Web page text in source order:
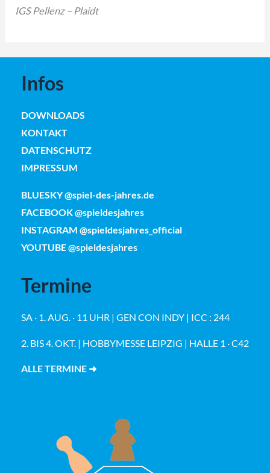
IGS Pellenz – Plaidt
Infos
DOWNLOADS
KONTAKT
DATENSCHUTZ
IMPRESSUM
BLUESKY @spiel-des-jahres.de
FACEBOOK @spieldesjahres
INSTAGRAM @spieldesjahres_official
YOUTUBE @spieldesjahres
Termine
SA · 1. AUG. · 11 UHR | GEN CON INDY | ICC : 244
2. BIS 4. OKT. | HOBBYMESSE LEIPZIG | HALLE 1 · C42
ALLE TERMINE ➜